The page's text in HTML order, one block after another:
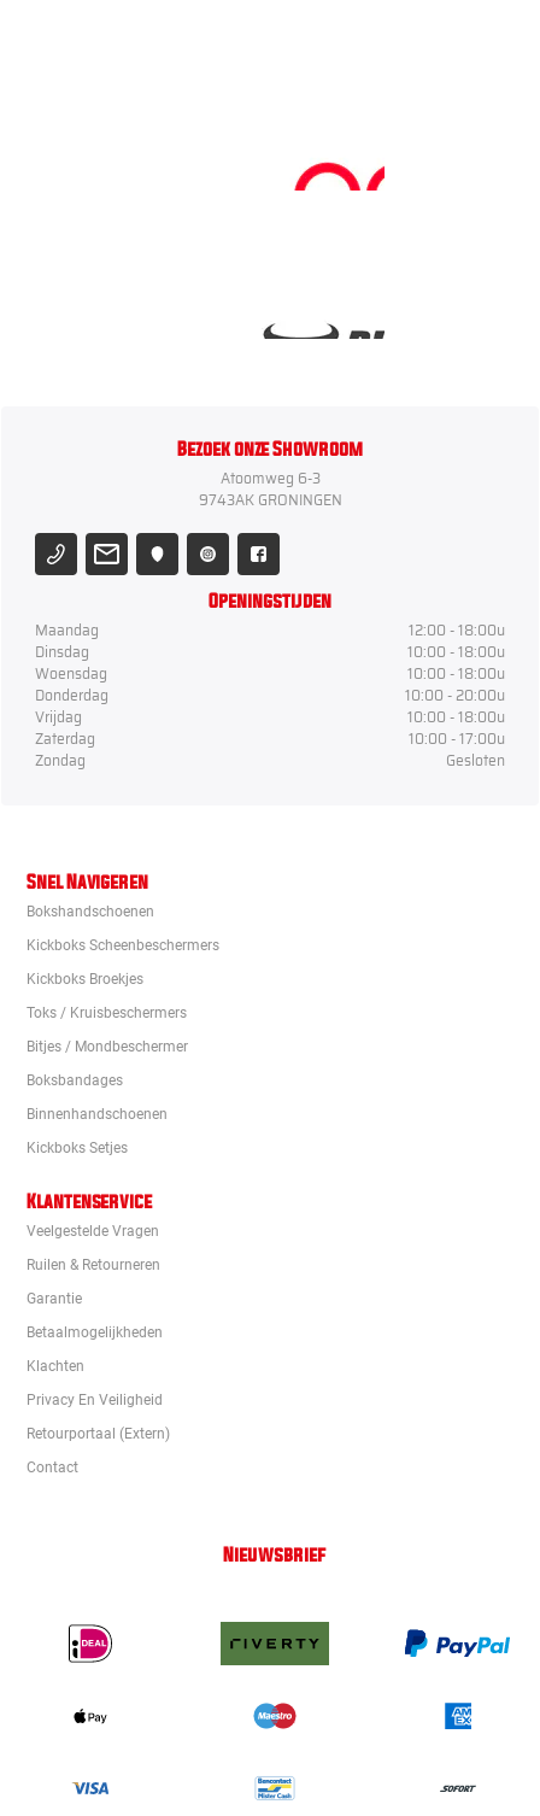
Bezoek onze Showroom
Atoomweg 6-3
9743AK GRONINGEN
Openingstijden
Maandag
12:00 - 18:00u
Dinsdag
10:00 - 18:00u
Woensdag
10:00 - 18:00u
Donderdag
10:00 - 20:00u
Vrijdag
10:00 - 18:00u
Zaterdag
10:00 - 17:00u
Zondag
Gesloten
Snel Navigeren
Bokshandschoenen
Kickboks Scheenbeschermers
Kickboks Broekjes
Toks / Kruisbeschermers
Bitjes / Mondbeschermer
Boksbandages
Binnenhandschoenen
Kickboks Setjes
Klantenservice
Veelgestelde Vragen
Ruilen & Retourneren
Garantie
Betaalmogelijkheden
Klachten
Privacy En Veiligheid
Retourportaal (extern)
Contact
Nieuwsbrief